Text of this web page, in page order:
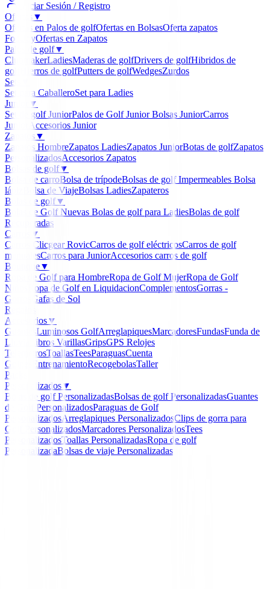
Iniciar Sesión / Registro
Ofertas▼
Ofertas en Palos de golfOfertas en BolsasOferta zapatos
FootJoyOfertas en Zapatos
Palos de golf▼
ClubmakerLadiesMaderas de golfDrivers de golfHibridos de
golf
Hierros de golfPutters de golfWedgesZurdos
Sets
Set para CaballeroSet para Ladies
Junior
▼
Set de golf JuniorPalos de Golf JuniorBolsas JuniorCarros
Junior
Accesorios Junior
Zapatos▼
Zapatos HombreZapatos LadiesZapatos JuniorBotas de golfZapatos
PersonalizadosAccesorios Zapatos
Bolsas de golf▼
Bolsa de carroBolsa de trípodeBolsas de golf Impermeables Bolsa
lápiz
Bolsa de ViajeBolsas LadiesZapateros
Bolas de golf▼
Bolas de Golf Nuevas Bolas de golf para LadiesBolas de golf
Recuperadas
Carros
▼
Carros Clicgear RovicCarros de golf eléctricosCarros de golf
manualesCarros para JuniorAccesorios carros de golf
Boutique▼
Ropa de Golf para HombreRopa de Golf MujerRopa de Golf
Niños
Ropa de Golf en LiquidacionComplementosGorras -
Gorros
Gafas de Sol
Regalos
Accesorios▼
Guantes Luminosos GolfArreglapiquesMarcadoresFundasFunda de
Lluvia
Libros VarillasGripsGPS Relojes
TelemetrosToallasTeesParaguasCuenta
Golpes
EntrenamientoRecogebolasTaller
Packs
Personalizados ▼
Bolas de golf PersonalizadasBolsas de golf PersonalizadasGuantes
de Golf PersonalizadosParaguas de Golf
PersonalizadosArreglapiques PersonalizadosClips de gorra para
Golf PersonalizadosMarcadores PersonalizadosTees
PersonalizadosToallas PersonalizadasRopa de golf
PersonalizadaBolsas de viaje Personalizadas